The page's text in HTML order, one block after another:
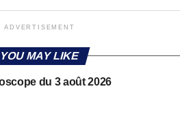
ADVERTISEMENT
YOU MAY LIKE
du 3 août 2026